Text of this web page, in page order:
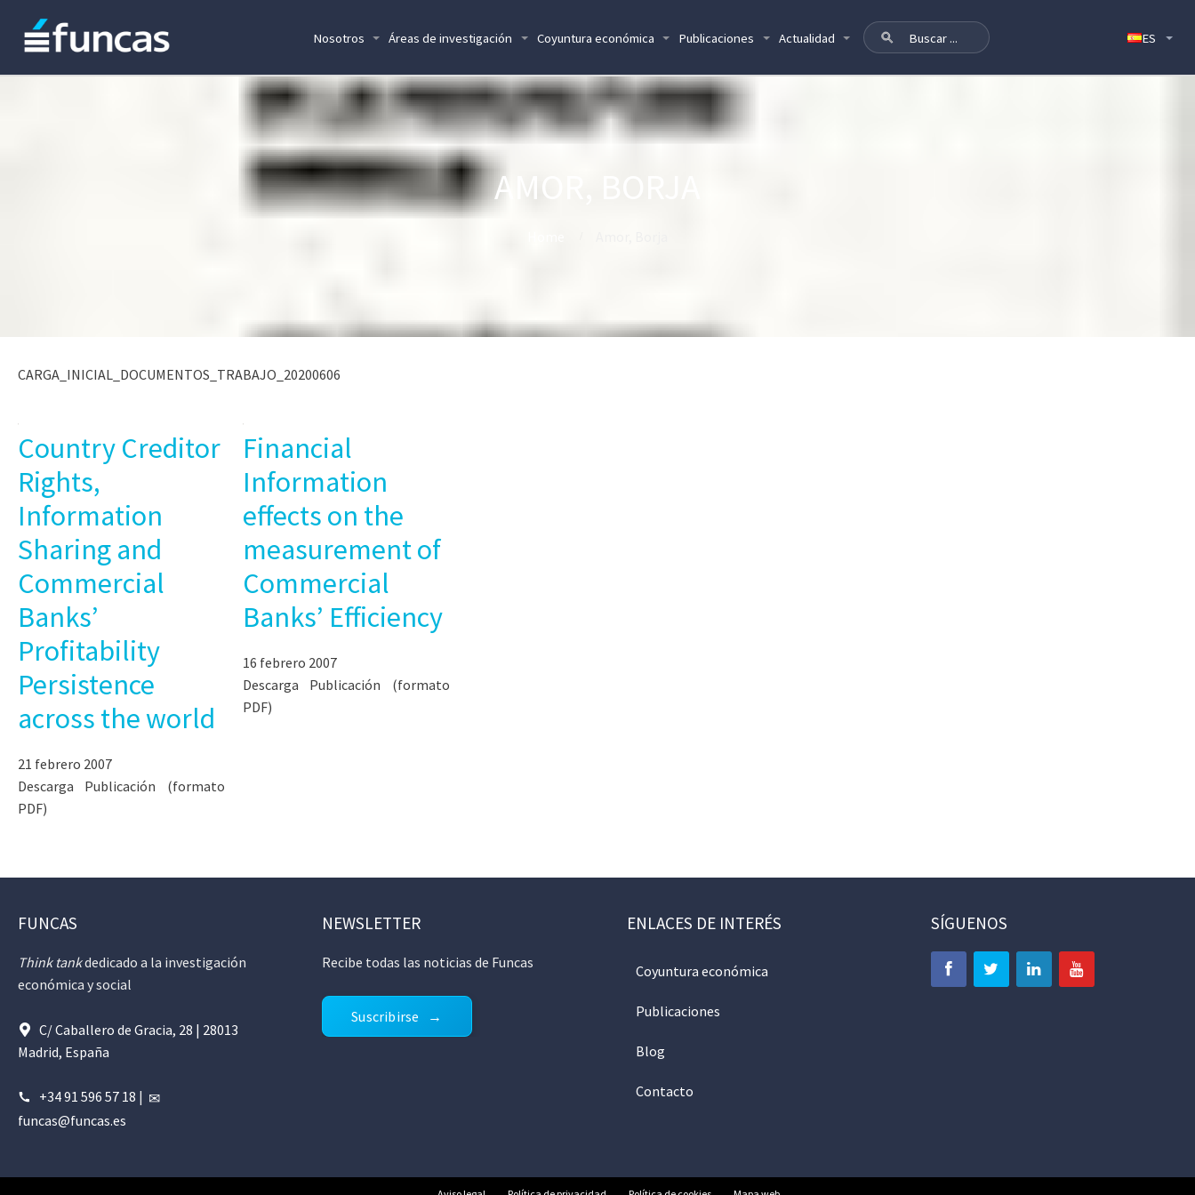
Nosotros Áreas de investigación Coyuntura económica Publicaciones Actualidad
AMOR, BORJA
CARGA_INICIAL_DOCUMENTOS_TRABAJO_20200606
Country Creditor
Rights,
Information
Sharing and
Commercial
Banks’
Profitability
Persistence
across the world
21 febrero 2007
Descarga Publicación (formato
PDF)
Financial
Information
effects on the
measurement of
Commercial
Banks’ Efficiency
16 febrero 2007
Descarga Publicación (formato
PDF)
FUNCAS
Think tankdedicado a la investigación
económica y social
C/ Caballero de Gracia, 28 | 28013
Madrid, España
+34 91 596 57 18 |
funcas@funcas.es
NEWSLETTER
Recibe todas las noticias de Funcas
Suscribirse
ENLACES DE INTERÉS
Coyuntura económica
Publicaciones
Blog
Contacto
SÍGUENOS